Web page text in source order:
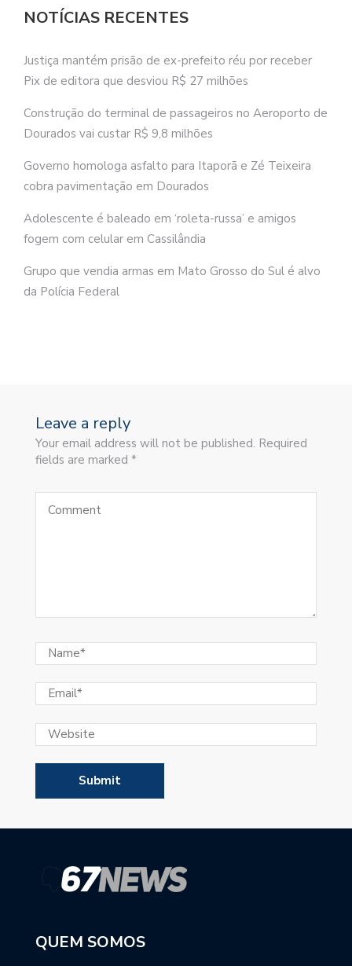
NOTÍCIAS RECENTES
Justiça mantém prisão de ex-prefeito réu por receber
Pix de editora que desviou R$ 27 milhões
Construção do terminal de passageiros no Aeroporto de
Dourados vai custar R$ 9,8 milhões
Governo homologa asfalto para Itaporã e Zé Teixeira
cobra pavimentação em Dourados
Adolescente é baleado em ‘roleta-russa’ e amigos
fogem com celular em Cassilândia
Grupo que vendia armas em Mato Grosso do Sul é alvo
da Polícia Federal
Leave a reply
Your email address will not be published. Required
fields are marked *
QUEM SOMOS